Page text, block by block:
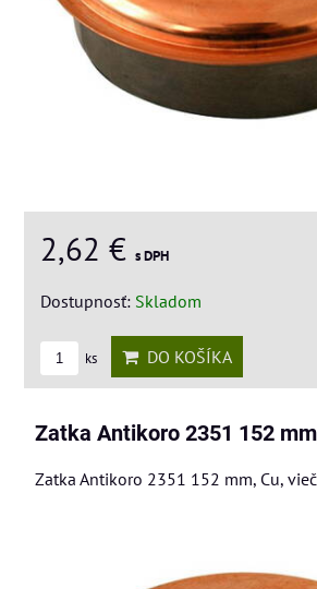
2,62 € s DPH
Dostupnosť: Skladom
ks DO KOŠÍKA
Zatka Antikoro 2351 152
Zatka Antikoro 2351 152 mm, Cu,